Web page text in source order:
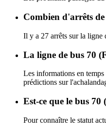
Combien d'arrêts
Il y a 27 arrêts sur la
La ligne de bus 70
Les informations en
prédictions sur
Est-ce que le bus
Pour connaître le statut